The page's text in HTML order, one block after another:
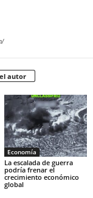
autor
Economía
La escalada de guerra
podría frenar el
crecimiento económico
global